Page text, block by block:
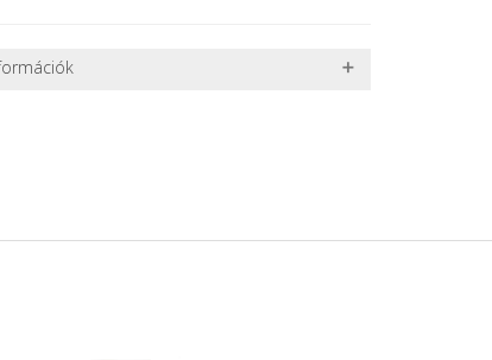
folyadékot vagy bármi rendellenességet